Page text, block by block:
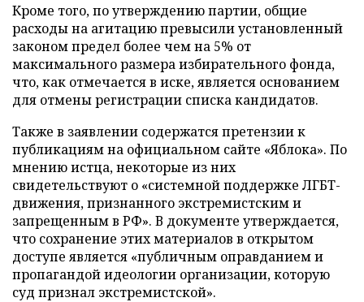
Кроме того, по утверждению партии, общие
расходы на агитацию превысили установленный
законом предел более чем на 5% от
максимального размера избирательного фонда,
что, как отмечается в иске, является основанием
для отмены регистрации списка кандидатов.
Также в заявлении содержатся претензии к
публикациям на официальном сайте «Яблока». По
мнению истца, некоторые из них
свидетельствуют о «системной поддержке ЛГБТ-
движения, признанного экстремистским и
запрещенным в РФ». В документе утверждается,
что сохранение этих материалов в открытом
доступе является «публичным оправданием и
пропагандой идеологии организации, которую
суд признал экстремистской».